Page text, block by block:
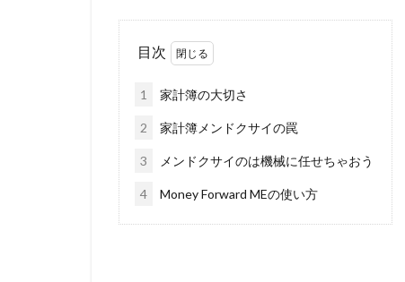
目次
1 家計簿の大切さ
2 家計簿メンドクサイの罠
3 メンドクサイのは機械に任せちゃおう
4 Money Forward MEの使い方